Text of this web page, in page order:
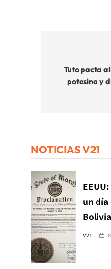
entradas
Tuto pacta
potosina y
NOTICIAS V21
un día
V21